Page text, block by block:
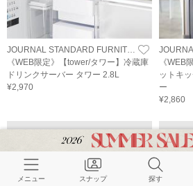
《WEB限定》【tower/タワー】冷蔵庫
ドリンクサーバー タワー 2.8L
¥2,970
《WEB
ットキ
ー
¥2,860
メニュー スナップ 探す